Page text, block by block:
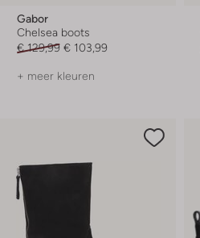
Gabor
Chelsea boots
€ 129,99 € 103,99
+ meer kleuren